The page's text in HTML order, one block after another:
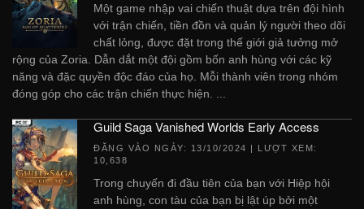
Một game nhập vai chiến thuật dựa trên đội hình
với trận chiến, tiền đồn và quản lý người theo dõi
chất lỏng, được đặt trong thế giới giả tưởng mở
rộng của Zoria. Dẫn dắt một đội gồm bốn anh hùng với các kỹ
năng và đặc quyền độc đáo của họ. Mỗi thành viên trong nhóm
đóng góp cho các trận chiến thực hiện. ...
Guild Saga Vanished Worlds Early Access
ĐĂNG VÀO NGÀY: 13/10/2024 | LƯỢT XEM:
10,638
Trong chuyến đi đầu tiên của bạn với Hiệp hội
anh hùng, con tàu của bạn bị lật úp bởi một